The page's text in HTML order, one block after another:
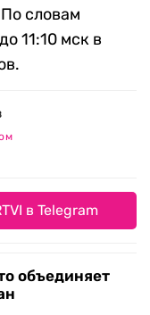
словам
11:10 мск в
в Telegram
объединяет